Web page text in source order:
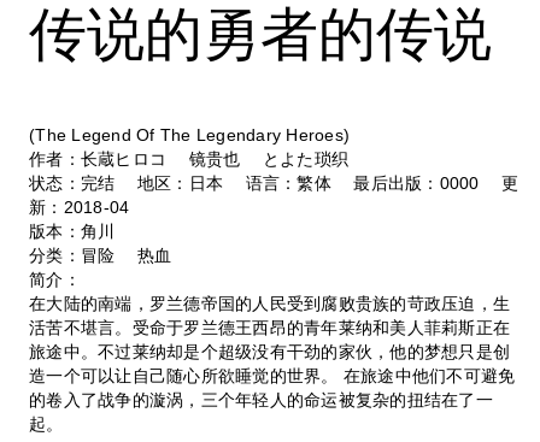
传说的勇者的传说
(The Legend Of The Legendary Heroes)
作者：长蔵ヒロコ 镜贵也 とよた琐织
状态：完结 地区：日本 语言：繁体 最后出版：0000 更
新：2018-04
版本：角川
分类：冒险 热血
简介：
在大陆的南端，罗兰德帝国的人民受到腐败贵族的苛政压迫，生
活苦不堪言。受命于罗兰德王西昂的青年莱纳和美人菲莉斯正在
旅途中。不过莱纳却是个超级没有干劲的家伙，他的梦想只是创
造一个可以让自己随心所欲睡觉的世界。 在旅途中他们不可避免
的卷入了战争的漩涡，三个年轻人的命运被复杂的扭结在了一
起。